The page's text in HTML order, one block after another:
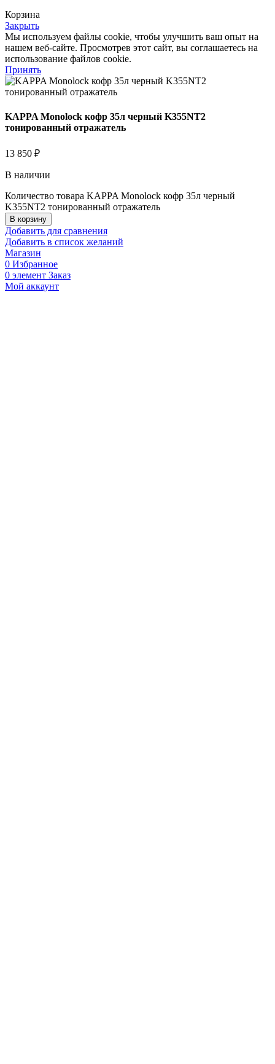
Корзина
Закрыть
Мы используем файлы cookie, чтобы улучшить ваш опыт на
нашем веб-сайте. Просмотрев этот сайт, вы соглашаетесь на
использование файлов cookie.
Принять
KAPPA Monolock кофр 35л черный K355NT2
тонированный отражатель
13 850 ₽
В наличии
Количество товара KAPPA Monolock кофр 35л черный
K355NT2 тонированный отражатель
В корзину
Добавить для сравнения
Добавить в список желаний
Магазин
0 Избранное
0 элемент Заказ
Мой аккаунт